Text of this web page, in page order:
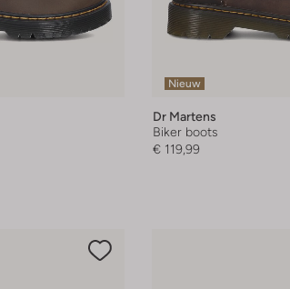
Nieuw
Dr Martens
Biker boots
€ 119,99